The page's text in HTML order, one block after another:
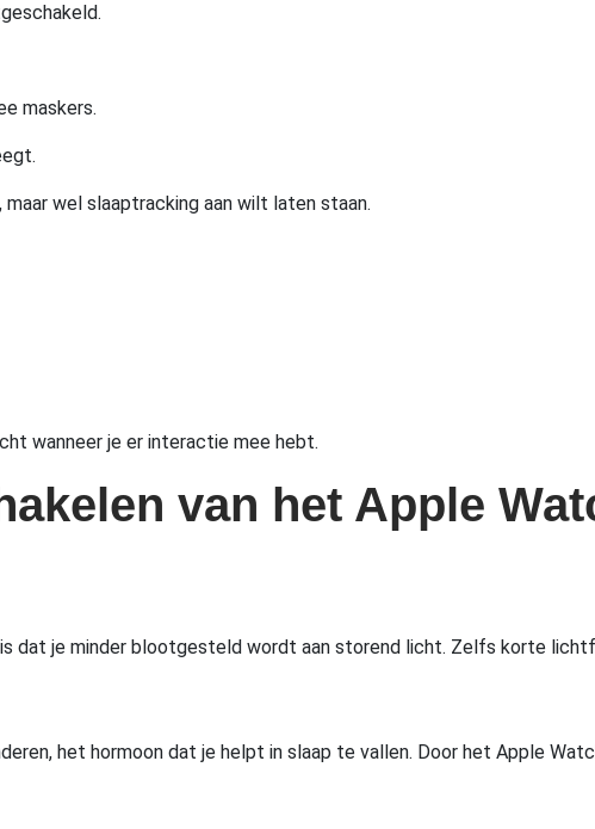
maskers.
wel slaaptracking aan wilt laten staan.
wanneer je er interactie mee hebt.
van het Apple
dat je minder blootgesteld wordt aan storend licht. Zelfs korte
het hormoon dat je helpt in slaap te vallen. Door het Apple